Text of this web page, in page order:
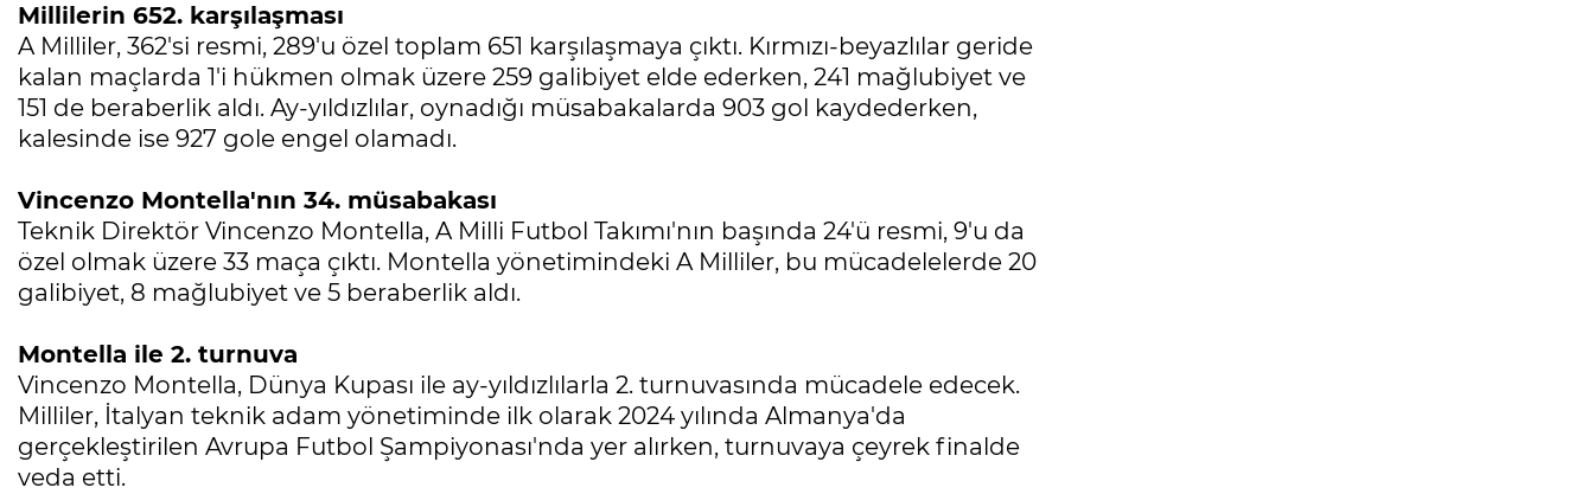
Millilerin 652. karşılaşması
A Milliler, 362'si resmi, 289'u özel toplam 651 karşılaşmaya çıktı. Kırmızı-beyazlılar geride
kalan maçlarda 1'i hükmen olmak üzere 259 galibiyet elde ederken, 241 mağlubiyet ve
151 de beraberlik aldı. Ay-yıldızlılar, oynadığı müsabakalarda 903 gol kaydederken,
kalesinde ise 927 gole engel olamadı.
Vincenzo Montella'nın 34. müsabakası
Teknik Direktör Vincenzo Montella, A Milli Futbol Takımı'nın başında 24'ü resmi, 9'u da
özel olmak üzere 33 maça çıktı. Montella yönetimindeki A Milliler, bu mücadelelerde 20
galibiyet, 8 mağlubiyet ve 5 beraberlik aldı.
Montella ile 2. turnuva
Vincenzo Montella, Dünya Kupası ile ay-yıldızlılarla 2. turnuvasında mücadele edecek.
Milliler, İtalyan teknik adam yönetiminde ilk olarak 2024 yılında Almanya'da
gerçekleştirilen Avrupa Futbol Şampiyonası'nda yer alırken, turnuvaya çeyrek finalde
veda etti.